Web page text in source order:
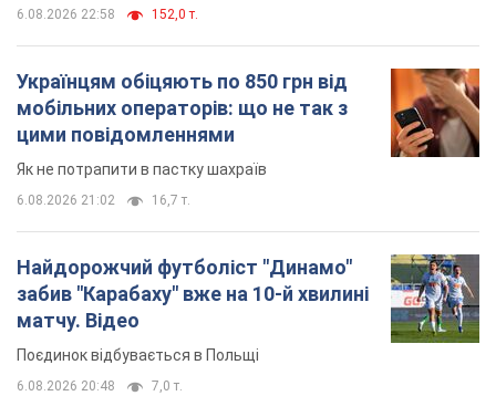
6.08.2026 22:58 152,0 т.
Українцям обіцяють по 850 грн від
мобільних операторів: що не так з
цими повідомленнями
Як не потрапити в пастку шахраїв
6.08.2026 21:02 16,7 т.
Найдорожчий футболіст "Динамо"
забив "Карабаху" вже на 10-й хвилині
матчу. Відео
Поєдинок відбувається в Польщі
6.08.2026 20:48 7,0 т.